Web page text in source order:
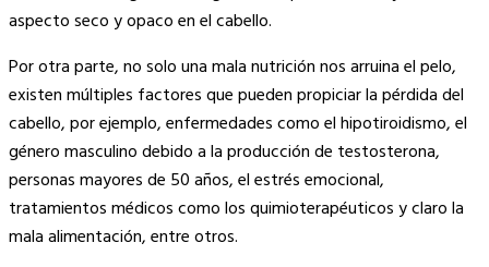
aspecto seco y opaco en el cabello.
Por otra parte, no solo una mala nutrición nos arruina el pelo,
existen múltiples factores que pueden propiciar la pérdida del
cabello, por ejemplo, enfermedades como el hipotiroidismo, el
género masculino debido a la producción de testosterona,
personas mayores de 50 años, el estrés emocional,
tratamientos médicos como los quimioterapéuticos y claro la
mala alimentación, entre otros.